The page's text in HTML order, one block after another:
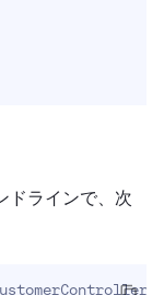
ドラインで、次